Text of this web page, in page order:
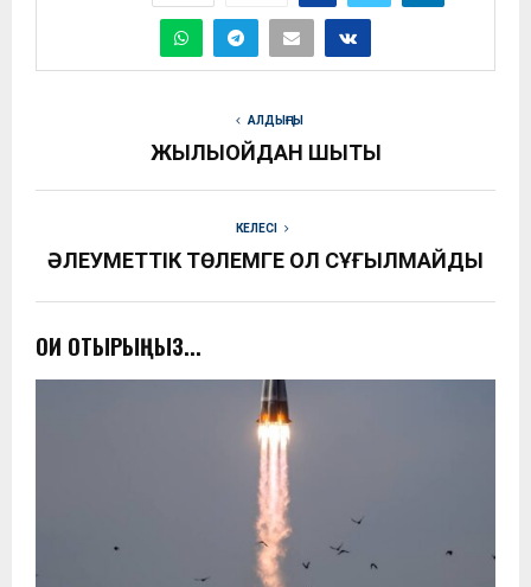
АЛДЫҢҒЫ
ЖЫЛЫОЙДАН ШЫҚТЫ
КЕЛЕСІ
ӘЛЕУМЕТТІК ТӨЛЕМГЕ ҚОЛ СҰҒЫЛМАЙДЫ
ОҚИ ОТЫРЫҢЫЗ...